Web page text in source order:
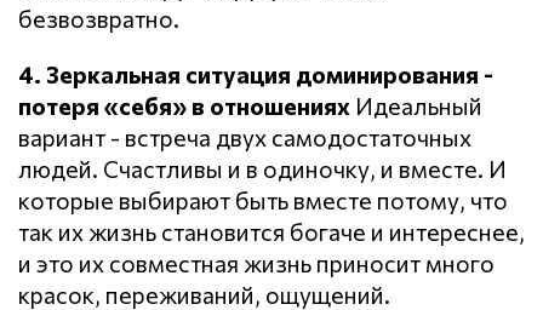
безвозвратно.
4. Зеркальная ситуация доминирования -
потеря «себя» в отношениях Идеальный
вариант - встреча двух самодостаточных
людей. Счастливы и в одиночку, и вместе. И
которые выбирают быть вместе потому, что
так их жизнь становится богаче и интереснее,
и это их совместная жизнь приносит много
красок, переживаний, ощущений.